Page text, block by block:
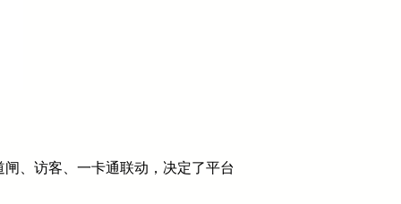
、访客、一卡通联动，决定了平台